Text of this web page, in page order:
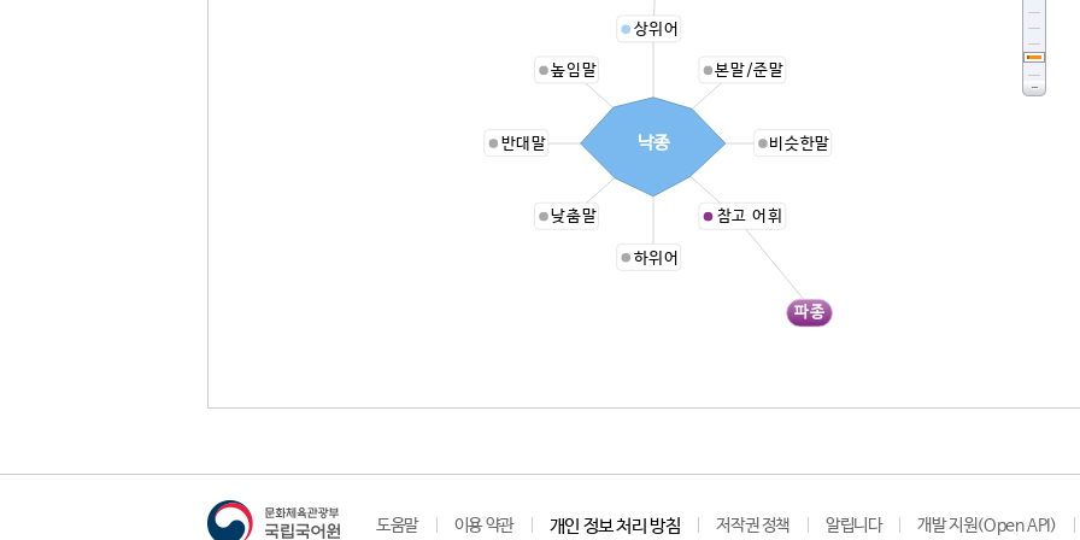
상위어
본말/준말
비슷한말
파종
참고 어휘
하위어
낮춤말
반대말
높임말
낙종
도움말 이용 약관 개인 정보 처리 방침 저작권 정책 알립니다 개발 지원(Open API)